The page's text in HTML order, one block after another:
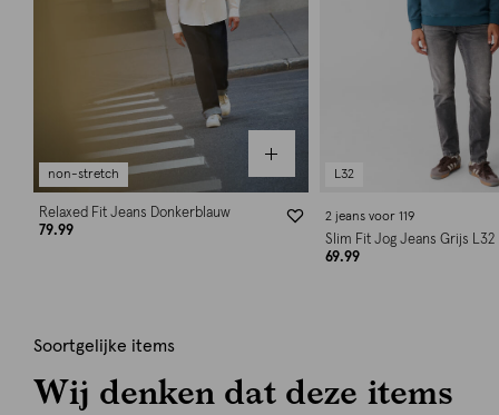
non-stretch
Relaxed Fit Jeans Donkerblauw
79.99
L32
2 jeans voor 119
Slim Fit Jog Jeans Grijs L32
69.99
Soortgelijke items
Wij denken dat deze items